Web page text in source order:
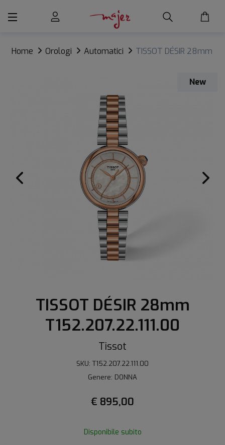
Home Orologi Automatici TISSOT DÉSIR 28mm
New
TISSOT DÉSIR 28mm
T152.207.22.111.00
Tissot
SKU: T152.207.22.111.00
Genere: DONNA
€ 895,00
Disponibile subito